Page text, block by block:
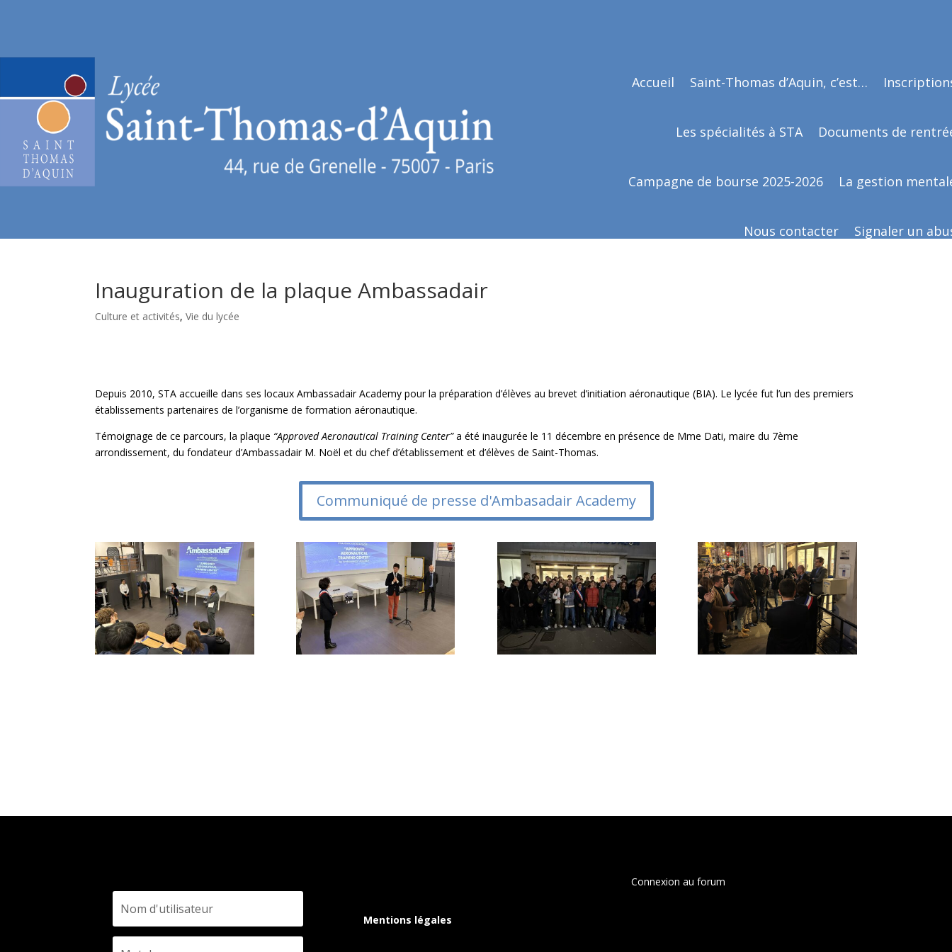
Accueil Saint-Thomas d’Aquin, c’est…
Les spécialités à STA Documents de
Campagne de bourse 2025-2026 La gestion
Nous contacter Signaler un
Inauguration de la plaque Ambassadair
Culture et activités,Vie du lycée
Depuis 2010, STA accueille dans ses locaux Ambassadair Academy pour la préparation d’élèves au brevet d’initiation aéronautique (BIA). Le lycée fut l’un des premiers
établissements partenaires de l’organisme de formation aéronautique.
Témoignage de ce parcours, la plaque “Approved Aeronautical Training Center”a été inaugurée le 11 décembre en présence de Mme Dati, maire du 7ème
arrondissement, du fondateur d’Ambassadair M. Noël et du chef d’établissement et d’élèves de Saint-Thomas.
Communiqué de presse d'Ambasadair Academy
Mentions légales
Connexion au forum